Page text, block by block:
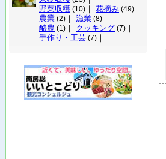
野菜収穫 (10) ｜ 花摘み (49) ｜
農業 (2) ｜ 漁業 (8) ｜
酪農 (1) ｜ クッキング (7) ｜
手作り・工芸 (7) ｜